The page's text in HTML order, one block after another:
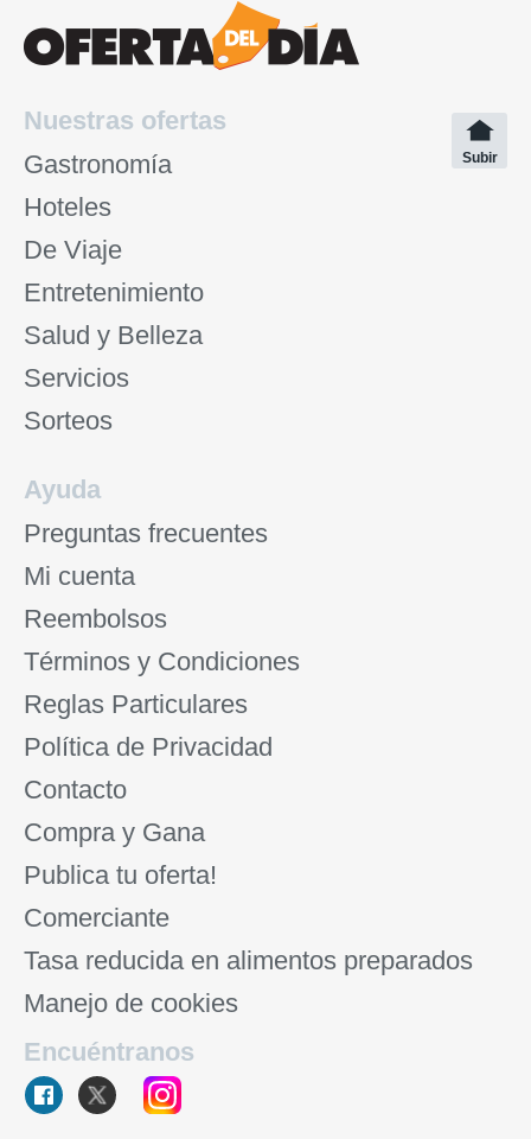
Nuestras ofertas
Gastronomía
Hoteles
De Viaje
Entretenimiento
Salud y Belleza
Servicios
Sorteos
Subir
Ayuda
Preguntas frecuentes
Mi cuenta
Reembolsos
Términos y Condiciones
Reglas Particulares
Política de Privacidad
Contacto
Compra y Gana
Publica tu oferta!
Comerciante
Tasa reducida en alimentos preparados
Manejo de cookies
Encuéntranos